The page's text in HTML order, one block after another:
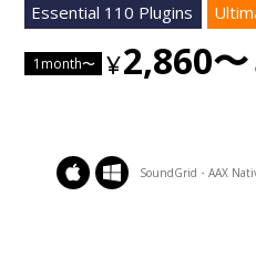
Essential 110 Plugins
1month〜 2,860〜
SoundGrid・AAX